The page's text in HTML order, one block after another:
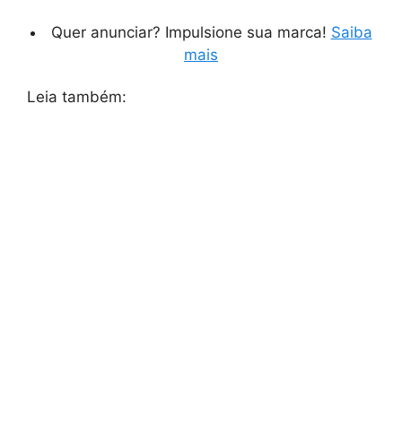
Quer anunciar? Impulsione sua marca! Saiba
mais
Leia também: